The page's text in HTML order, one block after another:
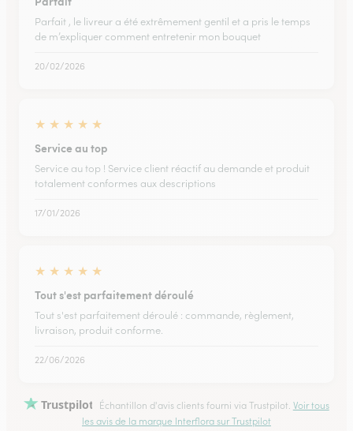
Parfait , le livreur a été extrêmement gentil et a pris le temps
de m’expliquer comment entretenir mon bouquet
20/02/2026
★ ★ ★ ★ ★
Service au top
Service au top ! Service client réactif au demande et produit
totalement conformes aux descriptions
17/01/2026
★ ★ ★ ★ ★
Tout s'est parfaitement déroulé
Tout s'est parfaitement déroulé : commande, règlement,
livraison, produit conforme.
22/06/2026
Trustpilot Échantillon d'avis clients fourni via Trustpilot. Voir tous
les avis de la marque Interflora sur Trustpilot